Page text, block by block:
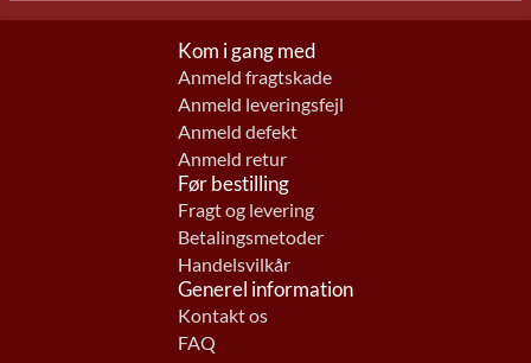
Kom i gang med
Anmeld fragtskade
Anmeld leveringsfejl
Anmeld defekt
Anmeld retur
Før bestilling
Fragt og levering
Betalingsmetoder
Handelsvilkår
Generel information
Kontakt os
FAQ